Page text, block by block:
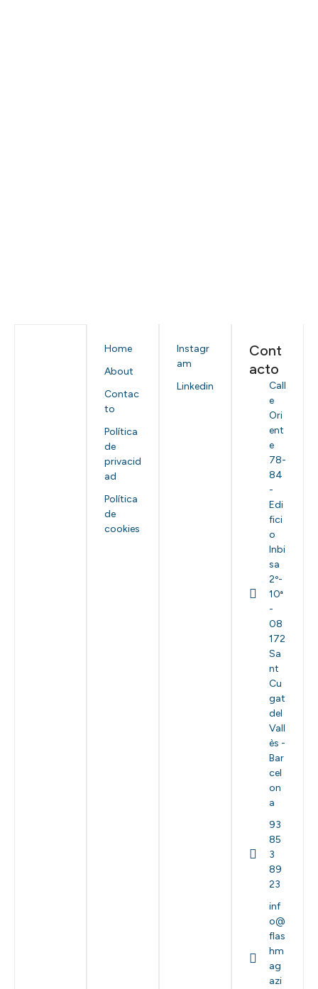
Home
About
Contac
to
Política
de
privacid
ad
Política
de
cookies
Instagr
am
Linkedin
Cont
acto
Call
e
Ori
ent
e
78-
84
-
Edi
fici
o
Inbi
sa
2º-
10ª
-
08
172
Sa
nt
Cu
gat
del
Vall
ès -
Bar
cel
on
a
93
85
3
89
23
inf
o@
flas
hm
ag
azi